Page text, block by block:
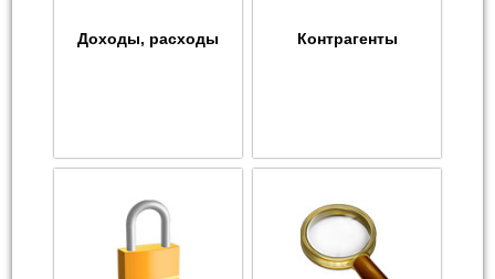
Доходы, расходы Контрагенты